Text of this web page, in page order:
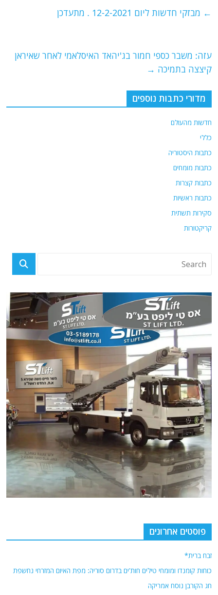
s
p
g
l
er
e
o
← מבזקי חדשות ליום 12-2-2021 . מתעדכן
עזה: משבר כספי חמור בג'יהאד האיסלאמי לאחר שאיראן
קיצצה בתמיכה →
מדורי כתבות נוספים
חדשות מהעולם
כללי
כתבות היסטוריה
כתבות מומחים
כתבות קצרות
כתבות ראשיות
סקירות תשתית
קריקטורות
פוסטים אחרונים
זבח ברית*
כוחות קומנדו ומומחי טילים חות'ים בדרום סוריה: מפת האיום המזרחי נחשפת
חג הקורבן נוסח אמריקה